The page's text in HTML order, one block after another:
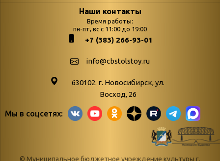
Страницы
podvedenie-itogov-festivalya-
paskhalnaya-palitra
Библионочь – как ярмарка точь-в-
поступлений
Война. Народ.
живые»
«Мне всё
снятся
Наши контакты
Время работы:
пн-пт, вс с 11:00 до 19:00
+7 (383) 266-93-01
info@cbstolstoy.ru
630102. г. Новосибирск, ул.
Восход, 26
Мы в соцсетях:
© Муниципальное бюджетное учреждение культуры г.